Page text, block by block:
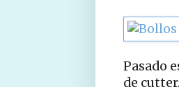
Pasado
de